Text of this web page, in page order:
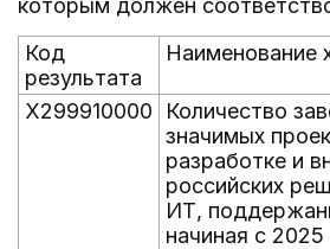
которым должен
Код
результата
Наименование
X299910000
Количество
значимых
разработке и
российских
ИТ,
начиная с 2025